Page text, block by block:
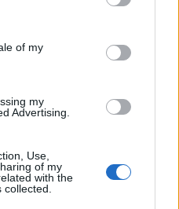
of my
my
Advertising.
Use,
of my
with the
Verë dhe Portokalle”
qindra spektatorësh,
ndalesa e radhës në
Kavajë